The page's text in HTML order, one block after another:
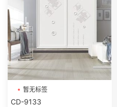
暂无标签
CD-9133